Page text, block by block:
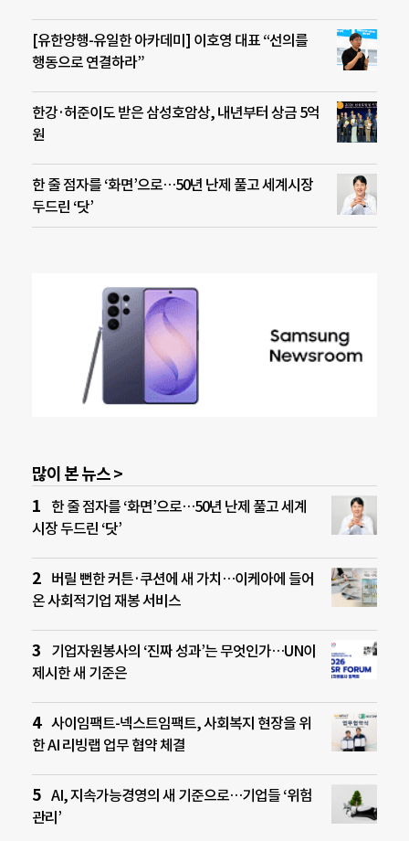
[유한양행-유일한 아카데미] 이호영 대표 “선의를
행동으로 연결하라”
한강·허준이도 받은 삼성호암상, 내년부터 상금 5억
원
한 줄 점자를 ‘화면’으로…50년 난제 풀고 세계시장
두드린 ‘닷’
많이 본 뉴스 >
한 줄 점자를 ‘화면’으로…50년 난제 풀고 세계
시장 두드린 ‘닷’
버릴 뻔한 커튼·쿠션에 새 가치…이케아에 들어
온 사회적기업 재봉 서비스
기업자원봉사의 ‘진짜 성과’는 무엇인가…UN이
제시한 새 기준은
사이임팩트-넥스트임팩트, 사회복지 현장을 위
한 AI 리빙랩 업무 협약 체결
AI, 지속가능경영의 새 기준으로…기업들 ‘위험
관리’